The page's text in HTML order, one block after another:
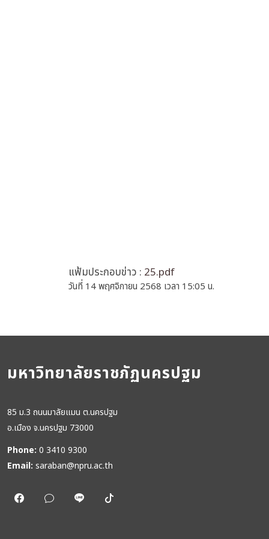
แฟ้มประกอบข่าว : 25.pdf
วันที่ 14 พฤศจิกายน 2568 เวลา 15:05 น.
มหาวิทยาลัยราชภัฏนครปฐม
85 ม.3 ถนนมาลัยแมน ต.นครปฐม
อ.เมือง จ.นครปฐม 73000
Phone: 0 3410 9300
Email: saraban@npru.ac.th